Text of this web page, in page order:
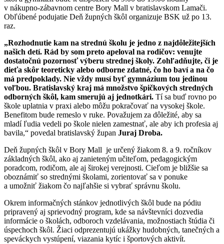
v nákupno-zábavnom centre Bory Mall v bratislavskom Lamači.
Obľúbené podujatie Deň župných škôl organizuje BSK už po 13.
raz.
„Rozhodnutie kam na strednú školu je jedno z najdôležitejších
našich detí. Rád by som preto apeloval na rodičov: venujte
dostatočnú pozornosť výberu strednej školy. Zohľadňujte, či je
dieťa skôr teoreticky alebo odborne zdatné, čo ho baví a na čo
má predpoklady. Nie vždy musí byť gymnázium tou jedinou
voľbou. Bratislavský kraj má množstvo špičkových stredných
odborných škôl, kam smerujú aj jednotkári. Tí sa buď rovno po
škole uplatnia v praxi alebo môžu pokračovať na vysokej škole.
Benefitom bude remeslo v ruke. Považujem za dôležité, aby sa
mladí ľudia vedeli po škole nielen zamestnať, ale aby ich profesia aj
bavila,“ povedal bratislavský župan Juraj Droba.
Deň župných škôl v Bory Mall je určený žiakom 8. a 9. ročníkov
základných škôl, ako aj zanieteným učiteľom, pedagogickým
poradcom, rodičom, ale aj širokej verejnosti. Cieľom je bližšie sa
oboznámiť so strednými školami, zorientovať sa v ponuke
a umožniť žiakom čo najľahšie si vybrať správnu školu.
Okrem informačných stánkov jednotlivých škôl bude na pódiu
pripravený aj sprievodný program, kde sa návštevníci dozvedia
informácie o školách, odboroch vzdelávania, možnostiach štúdia či
úspechoch škôl. Žiaci odprezentujú ukážky hudobných, tanečných a
speváckych vystúpení, viazania kytíc i športových aktivít.